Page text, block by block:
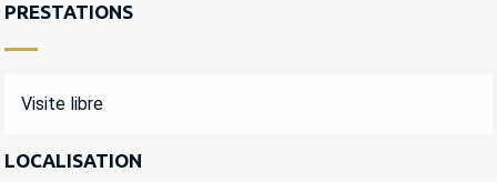
PRESTATIONS
Visite libre
LOCALISATION